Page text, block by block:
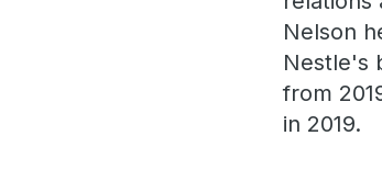
Nelson
Nestle's
from
in 2019.